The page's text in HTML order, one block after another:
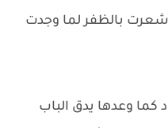
شعرت بالظفر لما وجدت
كما وعدها يدق الباب